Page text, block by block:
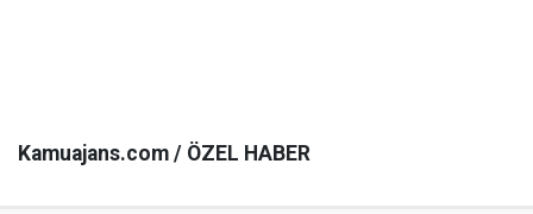
Kamuajans.com / ÖZEL HABER